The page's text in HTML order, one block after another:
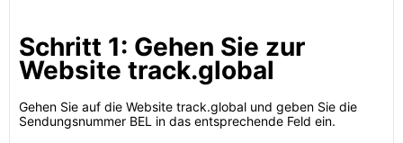
Schritt 1: Gehen Sie zur
Website track.global
Gehen Sie auf die Website track.global und geben Sie die
Sendungsnummer BEL in das entsprechende Feld ein.